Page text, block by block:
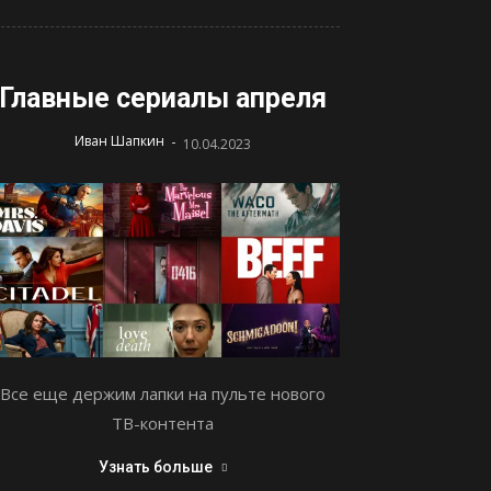
сериалы апреля
Иван Шапкин - 10.04.2023
Все еще держим лапки на пульте нового
ТВ-контента
Узнать больше